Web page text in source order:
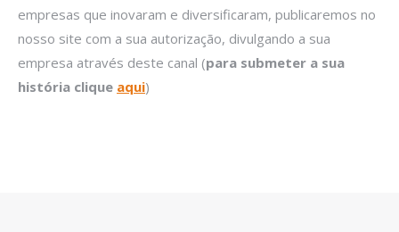
empresas que inovaram e diversificaram, publicaremos no
nosso site com a sua autorização, divulgando a sua
empresa através deste canal (para submeter a sua
história clique aqui)